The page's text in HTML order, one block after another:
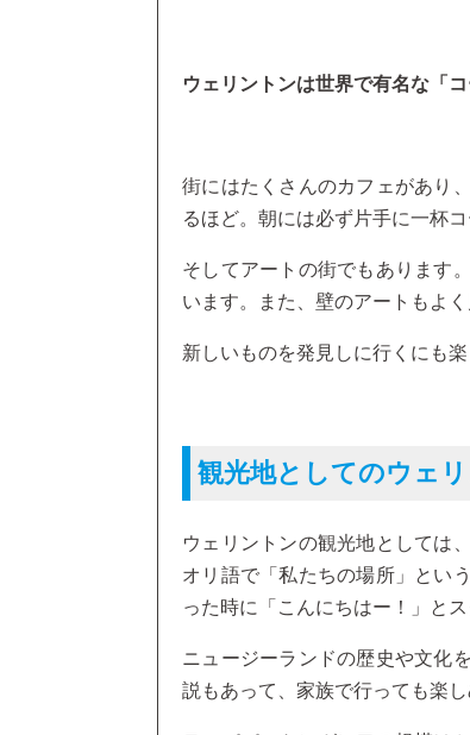
ウェリントンは世界で有名な「
街にはたくさんのカフェがあり
るほど。朝には必ず片手に一杯
そしてアートの街でもあります
います。また、壁のアートもよく
新しいものを発見しに行くにも楽
観光地としてのウェ
ウェリントンの観光地としては
オリ語で「私たちの場所」とい
った時に「こんにちはー！」と
ニュージーランドの歴史や文化
説もあって、家族で行っても楽し